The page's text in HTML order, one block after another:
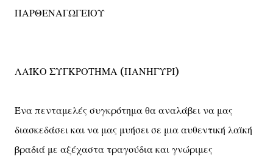
ΠΑΡΘΕΝΑΓΩΓΕΙΟΥ
ΛΑΪΚΟ ΣΥΓΚΡΟΤΗΜΑ (ΠΑΝΗΓΥΡΙ)
Ένα πενταμελές συγκρότημα θα αναλάβει να μας
διασκεδάσει και να μας μυήσει σε μια αυθεντική λαϊκή
βραδιά με αξέχαστα τραγούδια και γνώριμες